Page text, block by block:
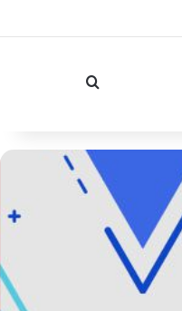
بحث عن